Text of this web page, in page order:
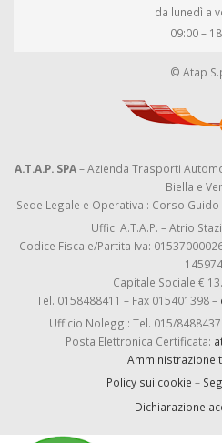
da lunedì a
09:00 –
© Atap
A.T.A.P. SPA– Azienda Trasporti
Biella e
Sede Legale e Operativa : Corso
Uffici A.T.A.P. – Atrio
Codice Fiscale/Partita Iva:
145974
Capitale Sociale €
Tel. 0158488411 – Fax 015401398 –
Ufficio Noleggi: Tel. 015/8488437
Posta Elettronica Certificata:
Amministrazione
Policy sui cookie –
Dichiarazione